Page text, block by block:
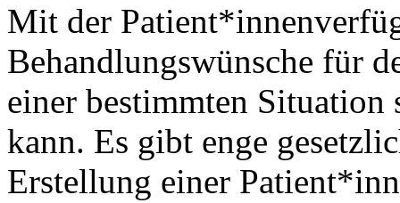
Mit der
Behandlungswünsche für
einer bestimmten
kann. Es gibt enge
Erstellung einer